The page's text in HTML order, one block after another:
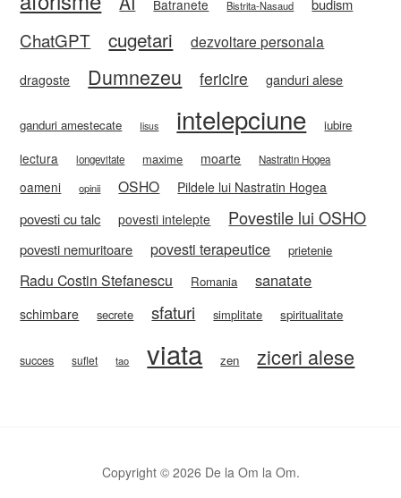
Batranete Bistrita-Nasaud budism
ChatGPT cugetari dezvoltare personala
dragoste Dumnezeu fericire ganduri alese
ganduri amestecate Iisus intelepciune iubire
lectura longevitate maxime moarte Nastratin Hogea
oameni opinii OSHO Pildele lui Nastratin Hogea
povesti cu talc povesti intelepte Povestile lui OSHO
povesti nemuritoare povesti terapeutice prietenie
Radu Costin Stefanescu Romania sanatate
schimbare secrete sfaturi simplitate spiritualitate
succes suflet tao viata zen ziceri alese
Copyright © 2026 De la Om la Om.